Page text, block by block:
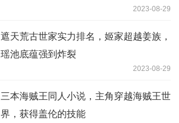
2023-08-29
遮天荒古世家实力排名，姬家超越姜族，
瑶池底蕴强到炸裂
2023-08-29
三本海贼王同人小说，主角穿越海贼王世
界，获得盖伦的技能